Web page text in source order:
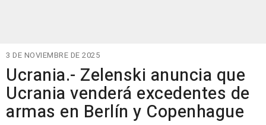
3 DE NOVIEMBRE DE 2025
Ucrania.- Zelenski anuncia que
Ucrania venderá excedentes de
armas en Berlín y Copenhague